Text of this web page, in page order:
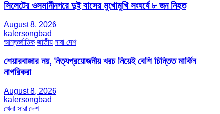
সিলেটের ওসমানীনগরে দুই বাসের মুখোমুখি সংঘর্ষে ৮ জন নিহত
August 8, 2026
kalersongbad
আন্তর্জাতিক জাতীয় সারা দেশ
শেয়ারবাজার নয়, নিত্যপ্রয়োজনীয় খরচ নিয়েই বেশি চিন্তিত মার্কিন
নাগরিকরা
August 8, 2026
kalersongbad
খেলা সারা দেশ